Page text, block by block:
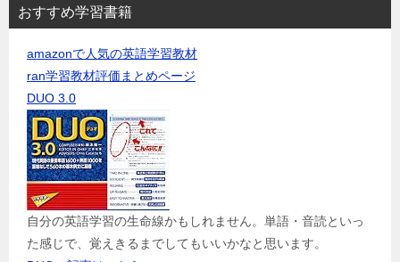
おすすめ学習書籍
amazonで人気の英語学習教材
ran学習教材評価まとめページ
DUO 3.0
自分の英語学習の生命線かもしれません。単語・音読といっ
た感じで、覚えきるまでしてもいいかなと思います。